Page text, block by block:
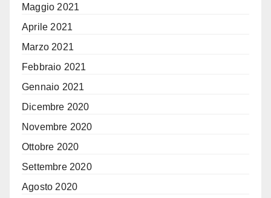
Maggio 2021
Aprile 2021
Marzo 2021
Febbraio 2021
Gennaio 2021
Dicembre 2020
Novembre 2020
Ottobre 2020
Settembre 2020
Agosto 2020